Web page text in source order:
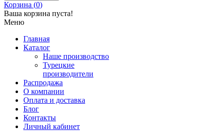
Корзина (0)
Ваша корзина пуста!
Меню
Главная
Каталог
Наше производство
Турецкие
производители
Распродажа
О компании
Оплата и доставка
Блог
Контакты
Личный кабинет